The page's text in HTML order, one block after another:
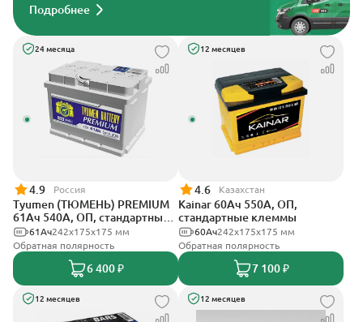
Подробнее
24 месяца
4.9 Россия
Tyumen (ТЮМЕНЬ) PREMIUM
61Ач 540А, ОП, стандартные
клеммы242х175х175 мм
61Ач
Обратная полярность
6 400 ₽
12 месяцев
4.6 Казахстан
Kainar 60Ач 550А, ОП,
стандартные клеммы
242х175х175 мм
60Ач
Обратная полярность
7 100 ₽
12 месяцев 12 месяцев